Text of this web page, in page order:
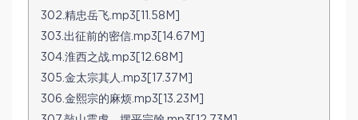
302.精忠岳飞.mp3[11.58M]
303.出征前的密信.mp3[14.67M]
304.淮西之战.mp3[12.68M]
305.金太宗其人.mp3[17.37M]
306.金熙宗的麻烦.mp3[13.23M]